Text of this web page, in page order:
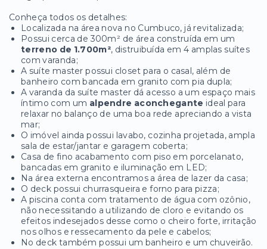
Conheça todos os detalhes:
Localizada na área nova no Cumbuco, já revitalizada;
Possui cerca de 300m² de área construída em um
terreno de 1.700m², distruibuída em 4 amplas suítes
com varanda;
A suíte master possui closet para o casal, além de
banheiro com bancada em granito com pia dupla;
A varanda da suíte master dá acesso a um espaço mais
íntimo com um alpendre aconchegante ideal para
relaxar no balanço de uma boa rede apreciando a vista
mar;
O imóvel ainda possui lavabo, cozinha projetada, ampla
sala de estar/jantar e garagem coberta;
Casa de fino acabamento com piso em porcelanato,
bancadas em granito e iluminação em LED;
Na área externa encontramos a área de lazer da casa;
O deck possui churrasqueira e forno para pizza;
A piscina conta com tratamento de água com ozônio,
não necessitando a utilizando de cloro e evitando os
efeitos indesejados desse como o cheiro forte, irritação
nos olhos e ressecamento da pele e cabelos;
No deck também possui um banheiro e um chuveirão.